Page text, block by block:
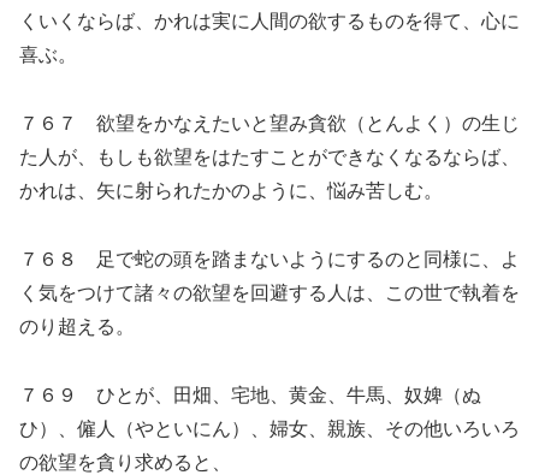
くいくならば、かれは実に人間の欲するものを得て、心に
喜ぶ。
７６７ 欲望をかなえたいと望み貪欲（とんよく）の生じ
た人が、もしも欲望をはたすことができなくなるならば、
かれは、矢に射られたかのように、悩み苦しむ。
７６８ 足で蛇の頭を踏まないようにするのと同様に、よ
く気をつけて諸々の欲望を回避する人は、この世で執着を
のり超える。
７６９ ひとが、田畑、宅地、黄金、牛馬、奴婢（ぬ
ひ）、僱人（やといにん）、婦女、親族、その他いろいろ
の欲望を貪り求めると、